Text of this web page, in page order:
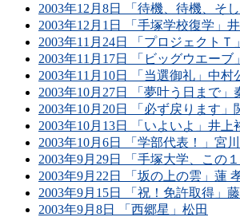
2003年12月8日 「待機、待機、そ
2003年12月1日 「手塚学校復学」
2003年11月24日 「プロジェクトＴ
2003年11月17日 「ビッグウエーブ
2003年11月10日 「当選御礼」中村
2003年10月27日 「夢叶う日まで」
2003年10月20日 「必ず戻ります」
2003年10月13日 「いよいよ」井上
2003年10月6日 「学部代表！」宮
2003年9月29日 「手塚大学、この
2003年9月22日 「坂の上の雲」蓮
2003年9月15日 「祝！免許取得」
2003年9月8日 「西郷星」松田